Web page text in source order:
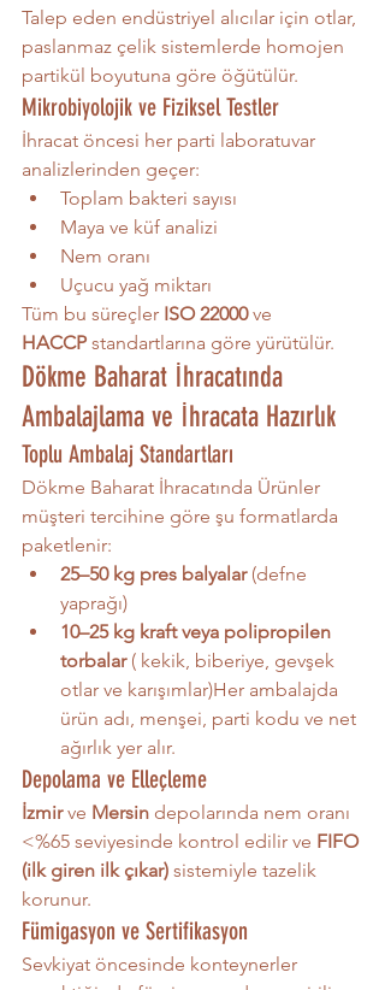
Talep eden endüstriyel alıcılar için otlar,
paslanmaz çelik sistemlerde homojen
partikül boyutuna göre öğütülür.
Mikrobiyolojik ve Fiziksel Testler
İhracat öncesi her parti laboratuvar
analizlerinden geçer:
Toplam bakteri sayısı
Maya ve küf analizi
Nem oranı
Uçucu yağ miktarı
Tüm bu süreçler ISO 22000 ve
HACCP standartlarına göre yürütülür.
Dökme Baharat İhracatında
Ambalajlama ve İhracata Hazırlık
Toplu Ambalaj Standartları
Dökme Baharat İhracatında Ürünler
müşteri tercihine göre şu formatlarda
paketlenir:
25–50 kg pres balyalar (defne
yaprağı)
10–25 kg kraft veya polipropilen
torbalar ( kekik, biberiye, gevşek
otlar ve karışımlar)Her ambalajda
ürün adı, menşei, parti kodu ve net
ağırlık yer alır.
Depolama ve Elleçleme
İzmir ve Mersin depolarında nem oranı
<%65 seviyesinde kontrol edilir ve FIFO
(ilk giren ilk çıkar) sistemiyle tazelik
korunur.
Fümigasyon ve Sertifikasyon
Sevkiyat öncesinde konteynerler